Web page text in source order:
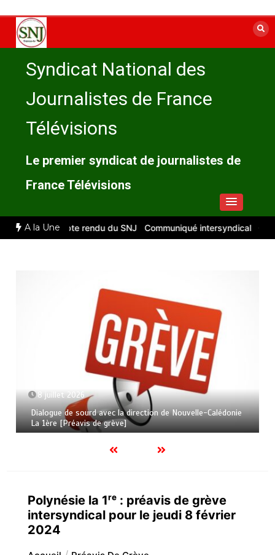
contenu
Syndicat National des
Journalistes de France
Télévisions
Le premier syndicat de journalistes de
France Télévisions
A la Une
2026 : compte rendu du SNJ Communiqué intersyndical
8 juillet 2026
Dialogue de sourd avec la direction de Nouvelle-Calédonie
La 1ère [Préavis de grève]
Polynésie la 1ʳᵉ : préavis de grève
intersyndical pour le jeudi 8 février
2024